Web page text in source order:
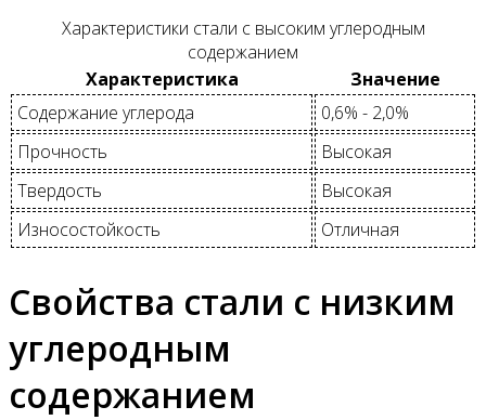
Характеристики стали с высоким углеродным
содержанием
Характеристика
Значение
Содержание углерода
0,6% - 2,0%
Прочность
Высокая
Твердость
Высокая
Износостойкость
Отличная
Свойства стали с низким
углеродным
содержанием